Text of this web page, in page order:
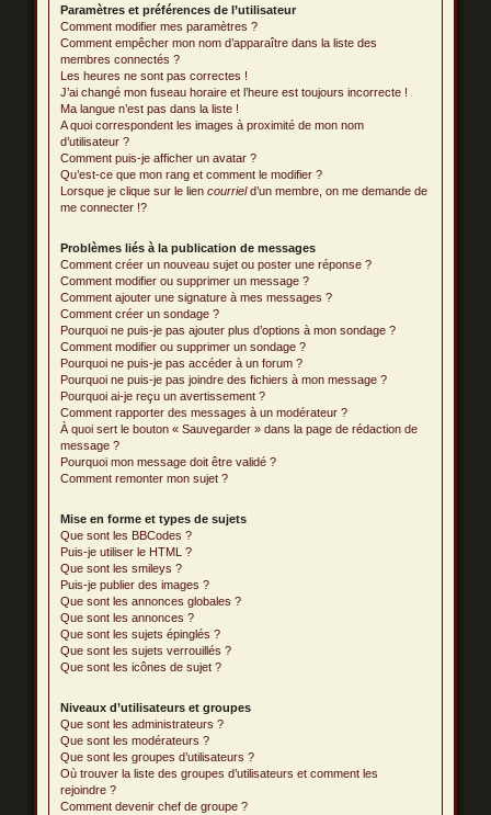
Paramètres et préférences de l’utilisateur
Comment modifier mes paramètres ?
Comment empêcher mon nom d’apparaître dans la liste des
membres connectés ?
Les heures ne sont pas correctes !
J’ai changé mon fuseau horaire et l’heure est toujours incorrecte !
Ma langue n’est pas dans la liste !
A quoi correspondent les images à proximité de mon nom
d’utilisateur ?
Comment puis-je afficher un avatar ?
Qu’est-ce que mon rang et comment le modifier ?
Lorsque je clique sur le liencourrield’un membre, on me demande de
me connecter !?
Problèmes liés à la publication de messages
Comment créer un nouveau sujet ou poster une réponse ?
Comment modifier ou supprimer un message ?
Comment ajouter une signature à mes messages ?
Comment créer un sondage ?
Pourquoi ne puis-je pas ajouter plus d’options à mon sondage ?
Comment modifier ou supprimer un sondage ?
Pourquoi ne puis-je pas accéder à un forum ?
Pourquoi ne puis-je pas joindre des fichiers à mon message ?
Pourquoi ai-je reçu un avertissement ?
Comment rapporter des messages à un modérateur ?
À quoi sert le bouton « Sauvegarder » dans la page de rédaction de
message ?
Pourquoi mon message doit être validé ?
Comment remonter mon sujet ?
Mise en forme et types de sujets
Que sont les BBCodes ?
Puis-je utiliser le HTML ?
Que sont les smileys ?
Puis-je publier des images ?
Que sont les annonces globales ?
Que sont les annonces ?
Que sont les sujets épinglés ?
Que sont les sujets verrouillés ?
Que sont les icônes de sujet ?
Niveaux d’utilisateurs et groupes
Que sont les administrateurs ?
Que sont les modérateurs ?
Que sont les groupes d’utilisateurs ?
Où trouver la liste des groupes d’utilisateurs et comment les
rejoindre ?
Comment devenir chef de groupe ?